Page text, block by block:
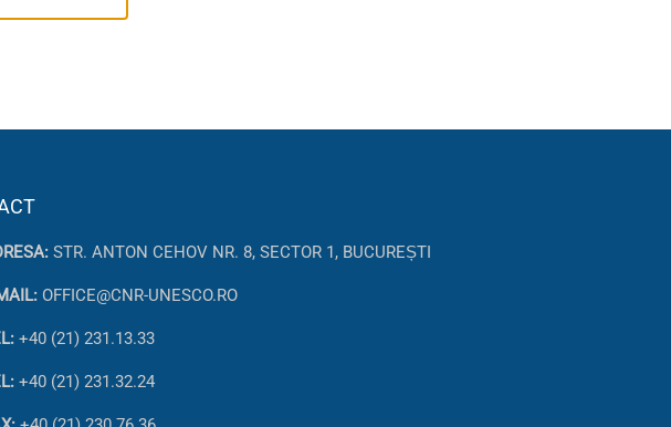
STR. ANTON CEHOV NR. 8, SECTOR 1, BUCUREȘTI
OFFICE@CNR-UNESCO.RO
+40 (21) 231.13.33
+40 (21) 231.32.24